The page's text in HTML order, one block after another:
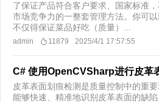
了保证产品符合客户要求、国家标准
市场竞争力的一整套管理方法。你可
不仅得保证菜品好吃（质量）...
admin 11879 2025/4/1 17:57:55
C# 使用OpenCVSharp进行皮革
皮革表面划痕检测是质量控制中的重
能够快速、精准地识别皮革表面的缺